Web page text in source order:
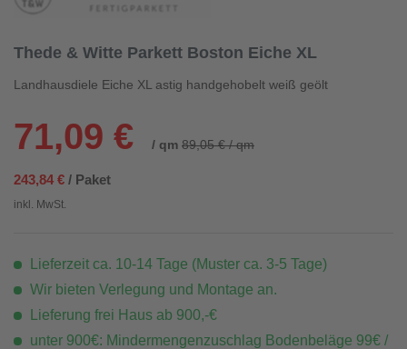
Thede & Witte Parkett Boston Eiche XL
Landhausdiele Eiche XL astig handgehobelt weiß geölt
71,09 € / qm 89,05 € / qm
243,84 € / Paket
inkl. MwSt.
Lieferzeit ca. 10-14 Tage (Muster ca. 3-5 Tage)
Wir bieten Verlegung und Montage an.
Lieferung frei Haus ab 900,-€
unter 900€: Mindermengenzuschlag Bodenbeläge 99€ /